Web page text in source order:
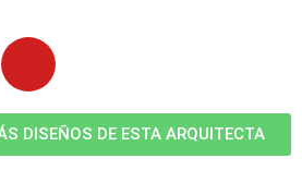
DISEÑOS DE ESTA ARQUITECTA